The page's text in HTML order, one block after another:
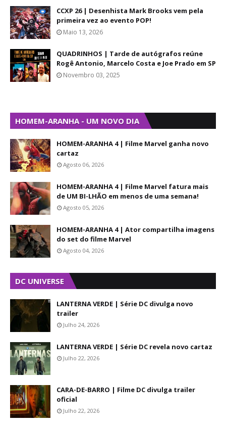
CCXP 26 | Desenhista Mark Brooks vem pela
primeira vez ao evento POP!
Maio 13, 2026
QUADRINHOS | Tarde de autógrafos reúne
Rogê Antonio, Marcelo Costa e Joe Prado em SP
Novembro 03, 2025
HOMEM-ARANHA - UM NOVO DIA
HOMEM-ARANHA 4 | Filme Marvel ganha novo
cartaz
Agosto 06, 2026
HOMEM-ARANHA 4 | Filme Marvel fatura mais
de UM BI-LHÃO em menos de uma semana!
Agosto 05, 2026
HOMEM-ARANHA 4 | Ator compartilha imagens
do set do filme Marvel
Agosto 04, 2026
DC UNIVERSE
LANTERNA VERDE | Série DC divulga novo
trailer
Julho 24, 2026
LANTERNA VERDE | Série DC revela novo cartaz
Julho 22, 2026
CARA-DE-BARRO | Filme DC divulga trailer
oficial
Julho 22, 2026